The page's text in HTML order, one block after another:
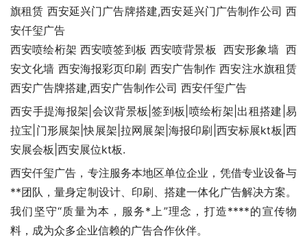
旗租赁 西安延兴门广告牌搭建,西安延兴门广告制作公司 西
安仟玺广告
西安喷绘桁架 西安喷签到板 西安喷背景板 西安形象墙 西
安文化墙 西安海报彩页印刷 西安广告制作 西安注水旗租赁
西安广告牌搭建,西安广告制作公司 西安仟玺广告
西安手提海报架|会议背景板|签到板|喷绘桁架|出租搭建|易
拉宝|门形展架|快展架|拉网展架|海报印刷|西安标展kt板|西
安展会板|西安展位kt板.
西安仟玺广告，专注服务本地区单位企业，凭借专业设备与
**团队，量身定制设计、印刷、搭建一体化广告解决方案。
我们坚守“质量为本，服务*上”理念，打造****的宣传物
料，成为众多企业信赖的广告合作伙伴。